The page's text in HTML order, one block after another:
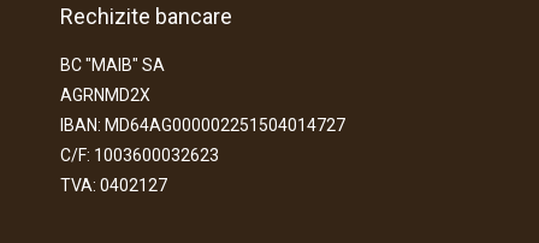
Rechizite bancare
BC "MAIB" SA
AGRNMD2X
IBAN: MD64AG000002251504014727
C/F: 1003600032623
TVA: 0402127